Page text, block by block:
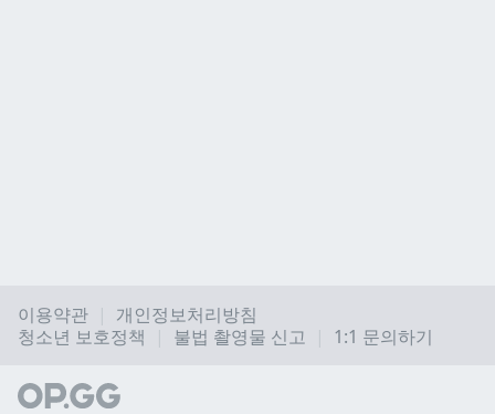
이용약관
개인정보처리방침
청소년 보호정책
불법 촬영물 신고 1:1 문의하기